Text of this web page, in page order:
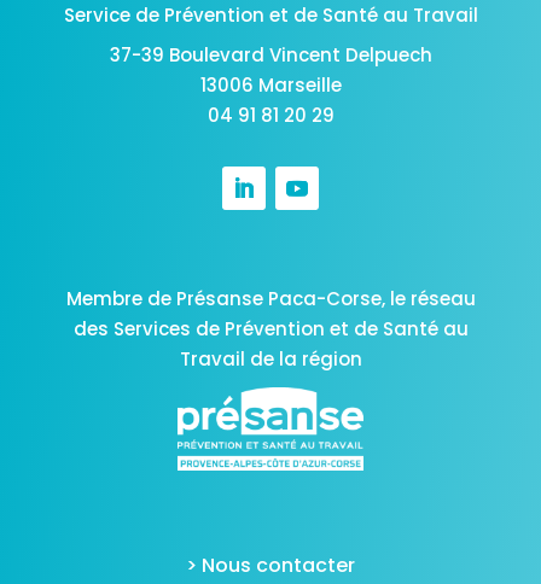
Service de Prévention et de Santé au Travail
37-39 Boulevard Vincent Delpuech
13006 Marseille
04 91 81 20 29
Membre de Présanse Paca-Corse, le réseau
des Services de Prévention et de Santé au
Travail de la région
> Nous contacter